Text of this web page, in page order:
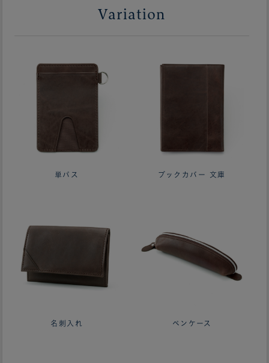
Variation
単パス ブックカバー 文庫
名刺入れ ペンケース